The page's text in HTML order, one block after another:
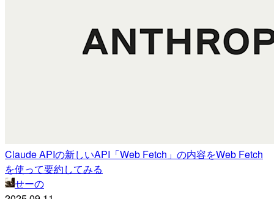
Claude APIの新しいAPI「Web Fetch」の内容をWeb Fetch
を使って要約してみる
せーの